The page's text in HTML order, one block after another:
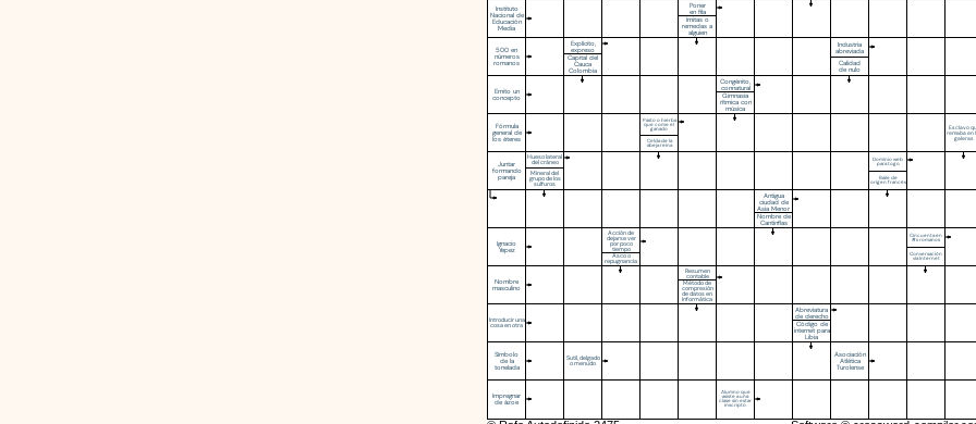
Instituto
Nacional de
Educación
Media
Poner
en fila
Imitas o
remedas a
alguien
500 en
números
romanos
Explícito,
expreso
Capital del
Cauca
Colombia
Industria
abreviada
Calidad
de nulo
Emito un
concepto
Congénito,
connatural
Gimnasia
rítmica con
música
Fórmula
general de
los éteres
Pasto o hierba
que come el
ganado
Celda de la
abeja reina
Esclavo
remaba en
galeras
Juntar
formando
pareja
Hueso lateral
del cráneo
Mineral del
grupo de los
sulfuros
Dominio web
para togo
Baile de
origen francés
Antigua
ciudad de
Asia Menor
Nombre de
Cantinflas
Ignacio
Yepez
Acción de
dejarse ver
por poco
tiempo
Asco o
repugnancia
Cincuenta en
#s romanos
Conversación
vía Internet
Nombre
masculino
Resumen
contable
Método de
compresión
de datos en
Informática
Introducir una
cosa en otra
Abreviatura
de derecho
Código de
internet para
Libia
Símbolo
de la
tonelada
Sutil, delgado
o menudo
Asociación
Atlética
Turolense
Impregnar
de ázoe
Alumno que
asiste a una
clase sin estar
inscripto